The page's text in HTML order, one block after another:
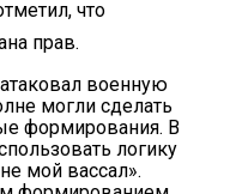
что
прав.
военную
могли сделать
формирования. В
логику
мой вассал».